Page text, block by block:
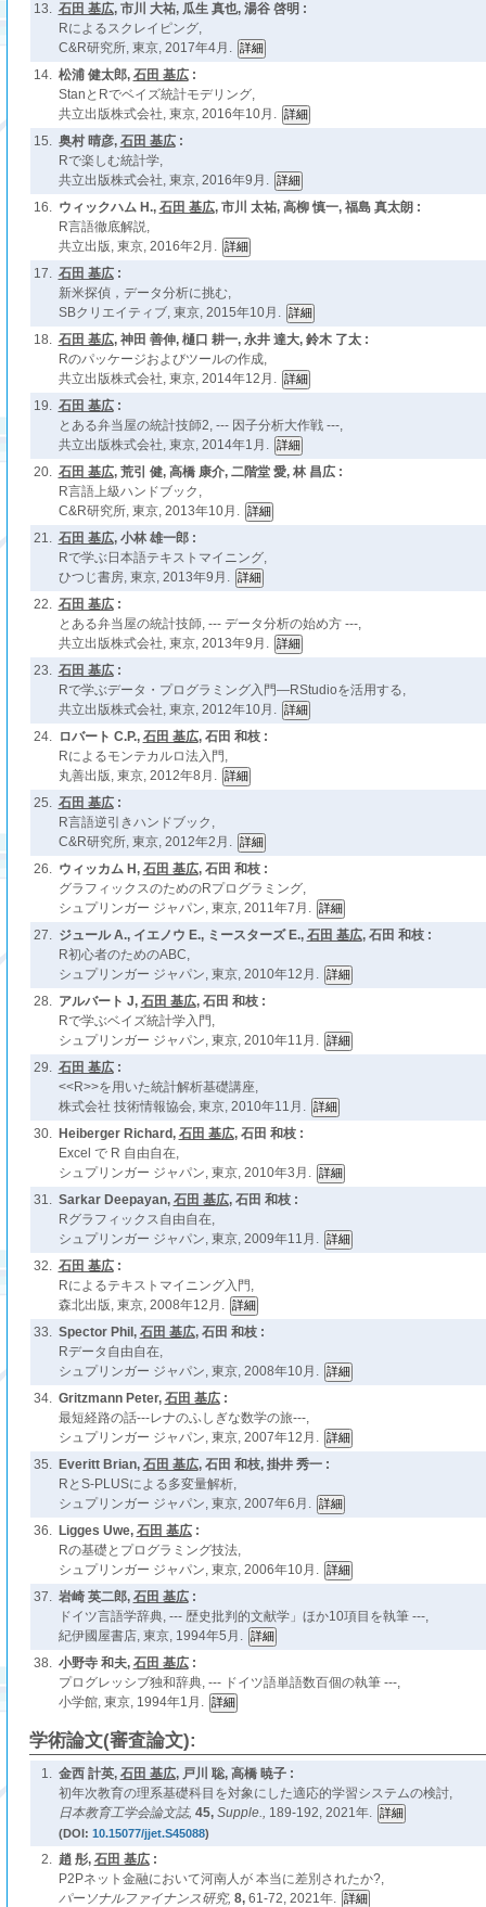
13. 石田 基広, 市川 大祐, 瓜生 真也, 湯谷 啓明 :
Rによるスクレイピング,
C&R研究所, 東京, 2017年4月.
14. 松浦 健太郎, 石田 基広:
StanとRでベイズ統計モデリング,
共立出版株式会社, 東京, 2016年10月.
15. 奥村 晴彦, 石田 基広:
Rで楽しむ統計学,
共立出版株式会社, 東京, 2016年9月.
16. ウィックハム H., 石田 基広, 市川 太祐, 高柳 慎一, 福島 真太朗 :
R言語徹底解説,
共立出版, 東京, 2016年2月.
17. 石田 基広:
新米探偵，データ分析に挑む,
SBクリエイティブ, 東京, 2015年10月.
18. 石田 基広, 神田 善伸, 樋口 耕一, 永井 達大, 鈴木 了太 :
Rのパッケージおよびツールの作成,
共立出版株式会社, 東京, 2014年12月.
19. 石田 基広:
とある弁当屋の統計技師2, --- 因子分析大作戦 ---,
共立出版株式会社, 東京, 2014年1月.
20. 石田 基広, 荒引 健, 高橋 康介, 二階堂 愛, 林 昌広 :
R言語上級ハンドブック,
C&R研究所, 東京, 2013年10月.
21. 石田 基広, 小林 雄一郎 :
Rで学ぶ日本語テキストマイニング,
ひつじ書房, 東京, 2013年9月.
22. 石田 基広:
とある弁当屋の統計技師, --- データ分析の始め方 ---,
共立出版株式会社, 東京, 2013年9月.
23. 石田 基広:
Rで学ぶデータ・プログラミング入門―RStudioを活用する,
共立出版株式会社, 東京, 2012年10月.
24.
ロバート C.P., 石田 基広, 石田 和枝 :
Rによるモンテカルロ法入門,
丸善出版, 東京, 2012年8月.
25. 石田 基広:
R言語逆引きハンドブック,
C&R研究所, 東京, 2012年2月.
26. ウィッカム H, 石田 基広, 石田 和枝 :
グラフィックスのためのRプログラミング,
シュプリンガー ジャパン, 東京, 2011年7月.
27. ジュール A., イエノウ E., ミースターズ E., 石田 基広, 石田 和枝 :
R初心者のためのABC,
シュプリンガー ジャパン, 東京, 2010年12月.
28. アルバート J, 石田 基広, 石田 和枝 :
Rで学ぶベイズ統計学入門,
シュプリンガー ジャパン, 東京, 2010年11月.
29. 石田 基広:
<<R>>を用いた統計解析基礎講座,
株式会社 技術情報協会, 東京, 2010年11月.
30.
Heiberger Richard, 石田 基広, 石田 和枝 :
Excel で R 自由自在,
シュプリンガー ジャパン, 東京, 2010年3月.
31. Sarkar Deepayan, 石田 基広, 石田 和枝 :
Rグラフィックス自由自在,
シュプリンガー ジャパン, 東京, 2009年11月.
32. 石田 基広:
Rによるテキストマイニング入門,
森北出版, 東京, 2008年12月.
33. Spector Phil, 石田 基広, 石田 和枝 :
Rデータ自由自在,
シュプリンガー ジャパン, 東京, 2008年10月.
34. Gritzmann Peter, 石田 基広:
最短経路の話---レナのふしぎな数学の旅---,
シュプリンガー ジャパン, 東京, 2007年12月.
35.
Everitt Brian, 石田 基広, 石田 和枝, 掛井 秀一 :
RとS-PLUSによる多変量解析,
シュプリンガー ジャパン, 東京, 2007年6月.
36.
Ligges Uwe, 石田 基広:
Rの基礎とプログラミング技法,
シュプリンガー ジャパン, 東京, 2006年10月.
37. 岩崎 英二郎, 石田 基広:
ドイツ言語学辞典, --- 歴史批判的文献学」ほか10項目を執筆 ---,
紀伊國屋書店, 東京, 1994年5月.
38. 小野寺 和夫, 石田 基広:
プログレッシブ独和辞典, --- ドイツ語単語数百個の執筆 ---,
小学館, 東京, 1994年1月.
学術論文(審査論文):
1. 金西 計英, 石田 基広, 戸川 聡, 高橋 暁子 :
初年次教育の理系基礎科目を対象にした適応的学習システムの検討,
日本教育工学会論文誌, 45, Supple., 189-192, 2021年.
(DOI: 10.15077/jjet.S45088)
2. 趙 彤, 石田 基広:
P2Pネット金融において河南人が 本当に差別されたか?,
パーソナルファイナンス研究, 8, 61-72, 2021年.